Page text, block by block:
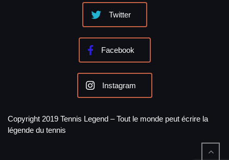
Twitter
Facebook
Instagram
Copyright 2019 Tennis Legend – Tout le monde peut écrire la
légende du tennis